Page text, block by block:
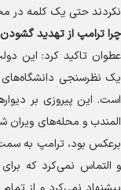
نکردند حتی یک کلمه در
چرا ترامپ از تهدید
عطوان تاکید کرد: این
یک نظرسنجی دانشگاه‌های
است. این پیروزی بر
المندب و محله‌های ویران
برعکس بود، ترامپ به
و التماس نمی‌کرد که